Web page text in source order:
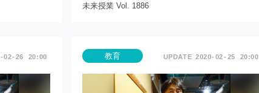
未来授業 Vol. 1886
02 26 20:00 教育 2020 02 25 20:00